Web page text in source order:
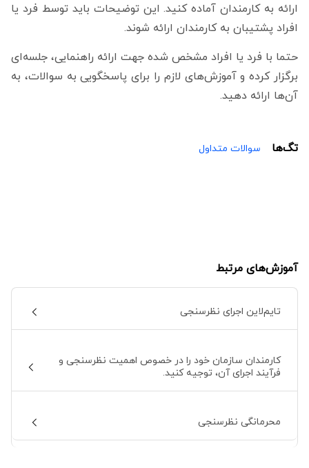
ارائه به کارمندان آماده کنید. این توضیحات باید توسط فرد یا
افراد پشتیبان به کارمندان ارائه شوند.
حتما با فرد یا افراد مشخص شده جهت ارائه راهنمایی، جلسه‌ای
برگزار کرده و آموزش‌های لازم را برای پاسخگویی به سوالات، به
آن‌ها ارائه دهید.
تگ‌ها سوالات متداول
آموزش‌های مرتبط
تایم‌لاین اجرای نظرسنجی
کارمندان سازمان خود را در خصوص اهمیت نظرسنجی و
فرآیند اجرای آن، توجیه کنید.
محرمانگی نظرسنجی